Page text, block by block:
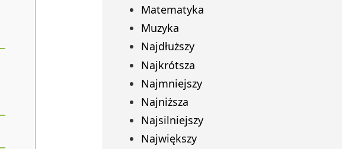
Matematyka
Muzyka
Najdłuższy
Najkrótsza
Najmniejszy
Najniższa
Najsilniejszy
Największy